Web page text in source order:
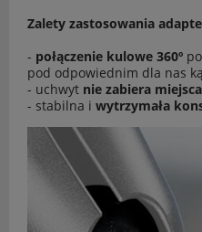
Zalety zastosowania
- połączenie kulowe 360º
pod odpowiednim dla nas
- uchwyt nie zabiera miejsca
- stabilna i wytrzymała